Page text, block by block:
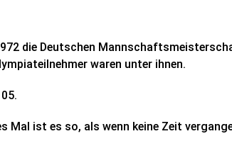
die Deutschen
waren unter ihnen.
ist es so, als wenn keine Zeit